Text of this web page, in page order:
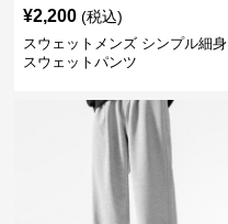
¥2,200 (税込)
スウェットメンズ シンプル細身
スウェットパンツ